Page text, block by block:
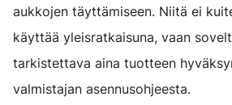
aukkojen täyttämiseen. Niitä ei
käyttää yleisratkaisuna, vaan
tarkistettava aina tuotteen
valmistajan asennusohjeesta.